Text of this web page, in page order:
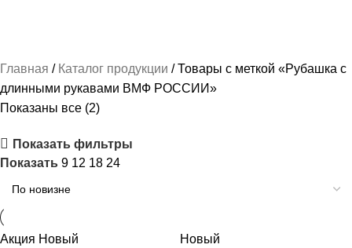
Главная Каталог продукции
Товары с меткой «Рубашка с
длинными рукавами ВМФ РОССИИ»
Показаны все (2)
Показать фильтры
Показать 9 12 18 24
Акция Новый Новый